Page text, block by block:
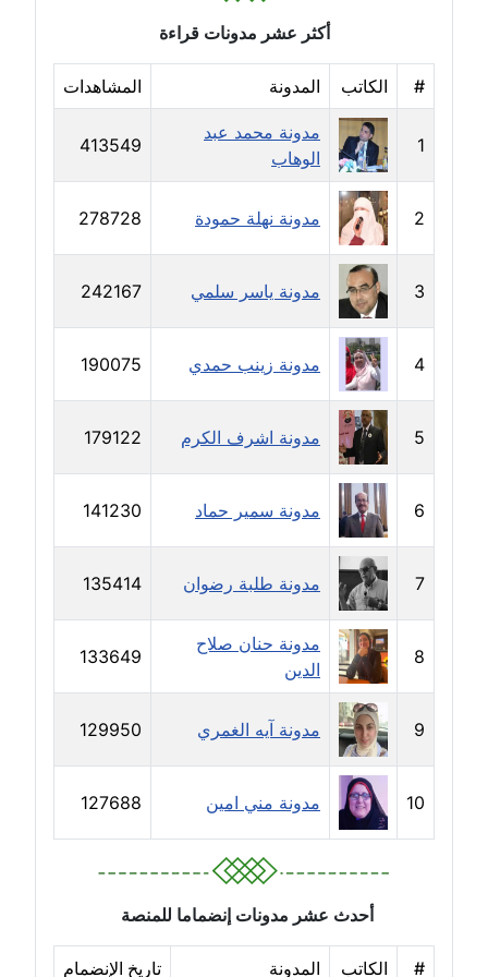
مدونة خالد العامري
مدونة خالد دومه
عاملة
مدونة خالد صالح
عاملة
مدونة خالد عويس
عاملة
مدونة خالد منير
عاملة
مدونة خليل السيد
عاملة
مدونة خولة سعيدان
عاملة
مدونة داليا السعيد
موقوف
مدونة داليا فاروق
عاملة
مدونة داليا نور
عاملة
مدونة دعاء البدري
مدونة دعاء الجابي
عاملة
أكثر عشر مدونات قراءة
# الكاتب المدونة المشاهدات
1
مدونة محمد عبد
الوهاب
413549
2 مدونة نهلة حمودة 278728
3 مدونة ياسر سلمي 242167
4 مدونة زينب حمدي 190075
5 مدونة اشرف الكرم 179122
6 مدونة سمير حماد 141230
7 مدونة طلبة رضوان 135414
8
مدونة حنان صلاح
الدين
133649
9 مدونة آيه الغمري 129950
10 مدونة مني امين 127688
أحدث عشر مدونات إنضماما للمنصة
# الكاتب المدونة تاريخ الإنضمام